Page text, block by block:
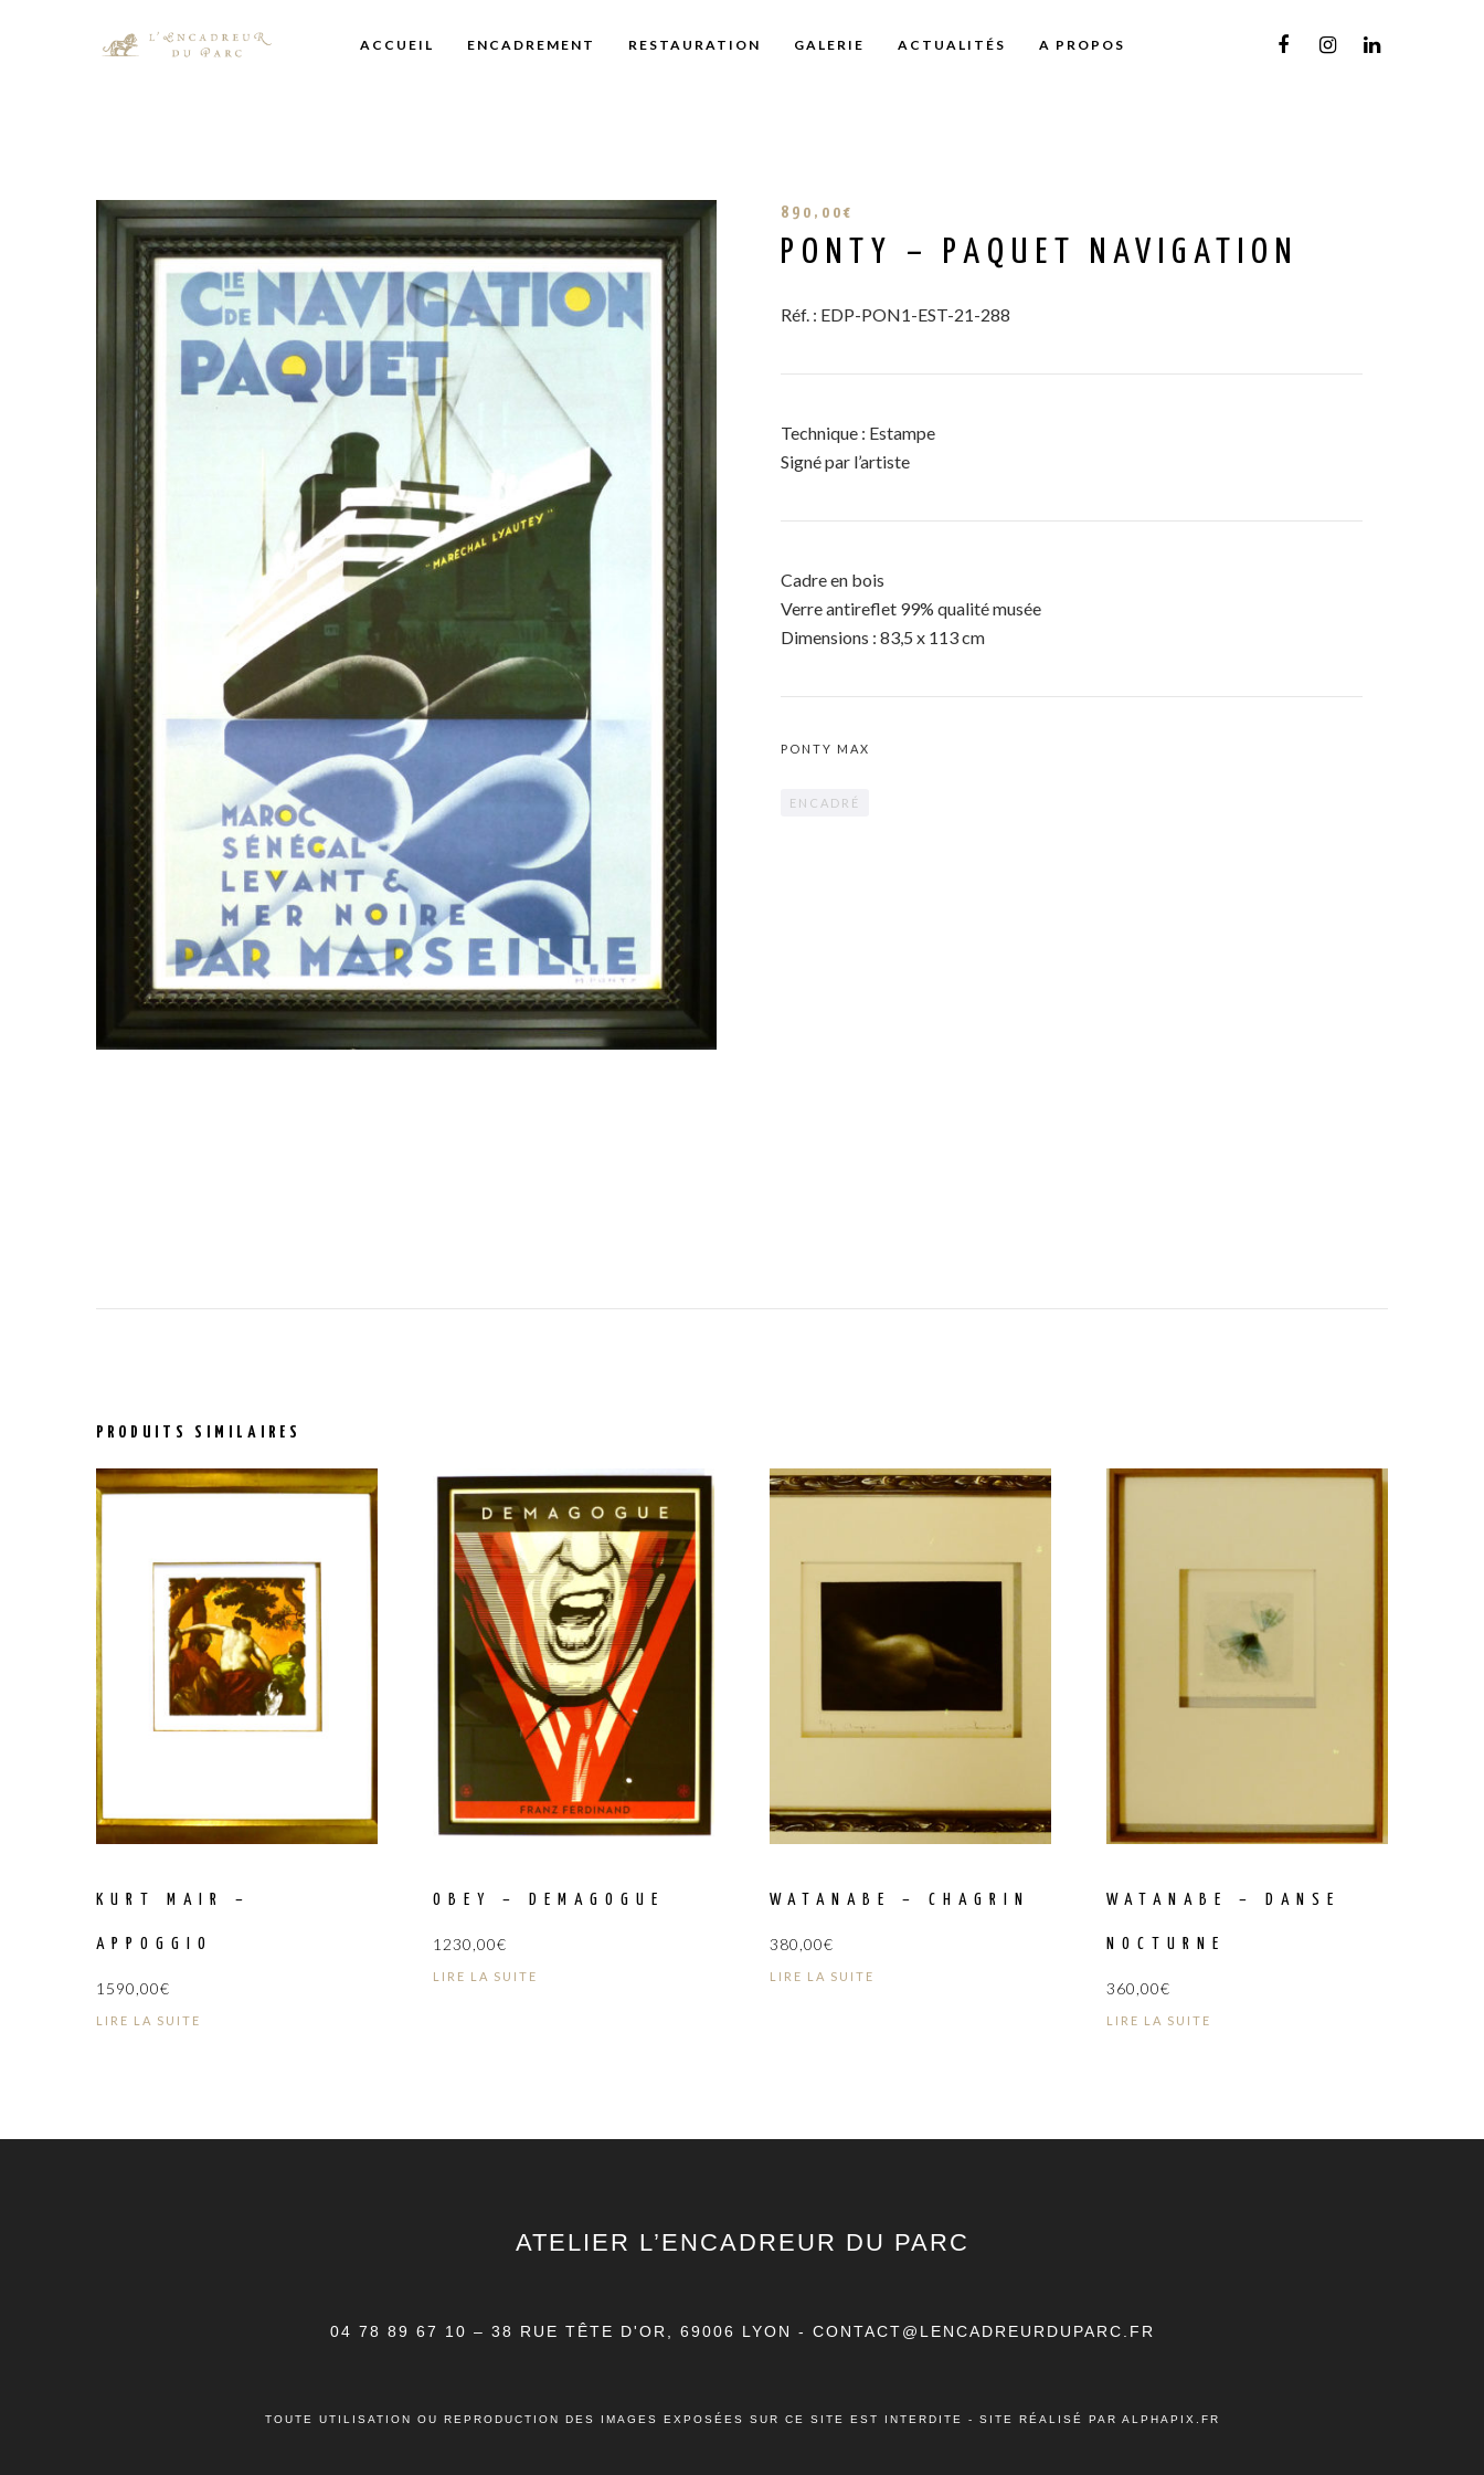
ACCUEIL ENCADREMENT RESTAURATION GALERIE ACTUALITÉS A PROPOS
890,00€
PONTY – PAQUET NAVIGATION
Réf. : EDP-PON1-EST-21-288
Technique : Estampe
Signé par l’artiste
Cadre en bois
Verre antireflet 99% qualité musée
Dimensions : 83,5 x 113 cm
PONTY MAX
ENCADRÉ
PRODUITS SIMILAIRES
KURT MAIR –
APPOGGIO
1590,00€
LIRE LA SUITE
OBEY – DEMAGOGUE
1230,00€
LIRE LA SUITE
WATANABE – CHAGRIN
380,00€
LIRE LA SUITE
WATANABE – DANSE
NOCTURNE
360,00€
LIRE LA SUITE
ATELIER L’ENCADREUR DU PARC
04 78 89 67 10 – 38 RUE TÊTE D'OR, 69006 LYON - CONTACT@LENCADREURDUPARC.FR
TOUTE UTILISATION OU REPRODUCTION DES IMAGES EXPOSÉES SUR CE SITE EST INTERDITE - SITE RÉALISÉ PAR ALPHAPIX.FR